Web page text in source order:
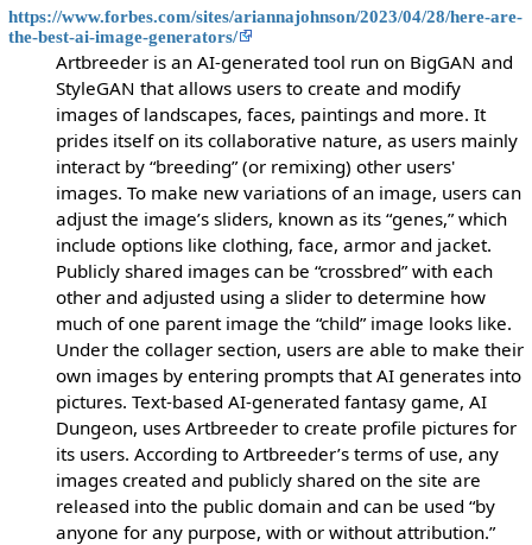
https://www.forbes.com/sites/ariannajohnson/2023/04/28/here-are-
the-best-ai-image-generators/
Artbreeder is an AI-generated tool run on BigGAN and
StyleGAN that allows users to create and modify
images of landscapes, faces, paintings and more. It
prides itself on its collaborative nature, as users mainly
interact by “breeding” (or remixing) other users'
images. To make new variations of an image, users can
adjust the image’s sliders, known as its “genes,” which
include options like clothing, face, armor and jacket.
Publicly shared images can be “crossbred” with each
other and adjusted using a slider to determine how
much of one parent image the “child” image looks like.
Under the collager section, users are able to make their
own images by entering prompts that AI generates into
pictures. Text-based AI-generated fantasy game, AI
Dungeon, uses Artbreeder to create profile pictures for
its users. According to Artbreeder’s terms of use, any
images created and publicly shared on the site are
released into the public domain and can be used “by
anyone for any purpose, with or without attribution.”